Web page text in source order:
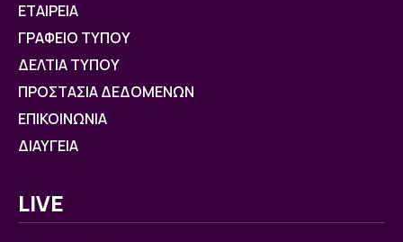
ΕΤΑΙΡΕΙΑ
ΓΡΑΦΕΙΟ ΤΥΠΟΥ
ΔΕΛΤΙΑ ΤΥΠΟΥ
ΠΡΟΣΤΑΣΙΑ ΔΕΔΟΜΕΝΩΝ
ΕΠΙΚΟΙΝΩΝΙΑ
ΔΙΑΥΓΕΙΑ
LIVE